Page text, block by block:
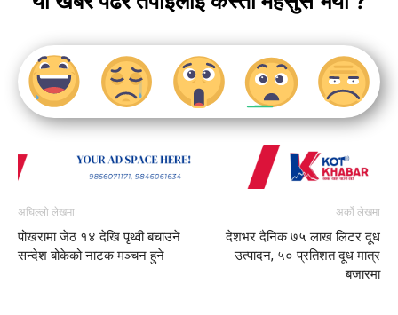
अघिल्लो लेखमा
पोखरामा जेठ १४ देखि पृथ्वी बचाउने
सन्देश बोकेको नाटक मञ्चन हुने
अर्को लेखमा
देशभर दैनिक ७५ लाख लिटर दूध
उत्पादन, ५० प्रतिशत दूध मात्र
बजारमा